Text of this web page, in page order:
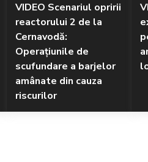
VIDEO Scenariul opririi
reactorului 2 de la
Cernavodă:
Operațiunile de
scufundare a barjelor
amânate din cauza
riscurilor